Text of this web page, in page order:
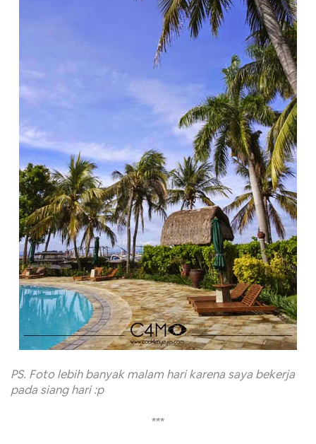
PS. Foto lebih banyak malam hari karena saya bekerja
pada siang hari :p
***